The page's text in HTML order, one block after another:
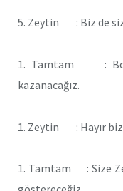
5. Zeytin : Biz de
1. Tamtam :
kazanacağız.
1. Zeytin : Hayır biz
1. Tamtam : Size